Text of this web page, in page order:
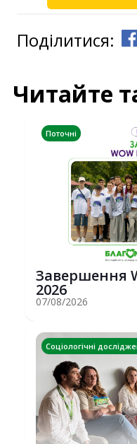
Поділитися:
Читайте
Поточні
Завершення
2026
07/08/2026
Соціологічні